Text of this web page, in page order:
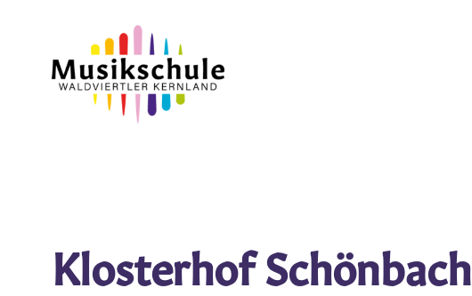
springen
Klosterhof Schönbach